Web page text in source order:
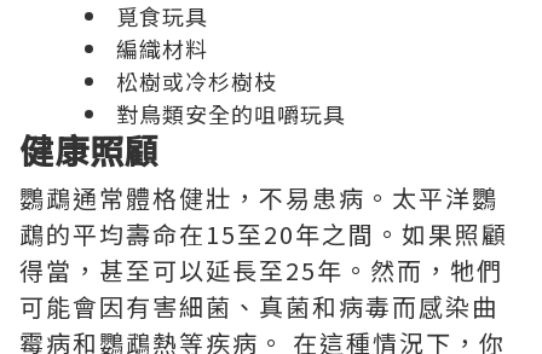
覓食玩具
編織材料
松樹或冷杉樹枝
對鳥類安全的咀嚼玩具
健康照顧
鸚鵡通常體格健壯，不易患病。太平洋鸚
鵡的平均壽命在15至20年之間。如果照顧
得當，甚至可以延長至25年。然而，牠們
可能會因有害細菌、真菌和病毒而感染曲
霉病和鸚鵡熱等疾病。 在這種情況下，你